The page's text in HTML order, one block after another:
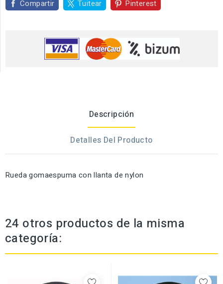
Compartir Tuitear Pinterest
Descripción
Detalles Del Producto
Rueda gomaespuma con llanta de nylon
24 otros productos de la misma
categoría: